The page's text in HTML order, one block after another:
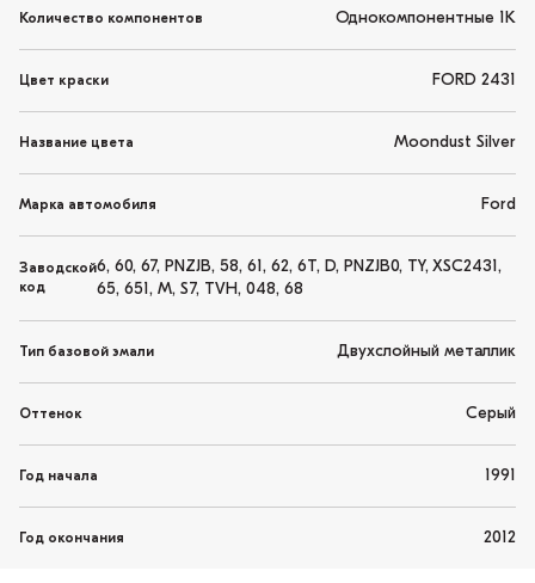
Количество компонентов Однокомпонентные 1K
Цвет краски FORD 2431
Название цвета Moondust Silver
Марка автомобиля Ford
Заводской
код
6, 60, 67, PNZJB, 58, 61, 62, 6T, D, PNZJB0, TY, XSC2431,
65, 651, M, S7, TVH, 048, 68
Тип базовой эмали Двухслойный металлик
Оттенок Серый
Год начала 1991
Год окончания 2012